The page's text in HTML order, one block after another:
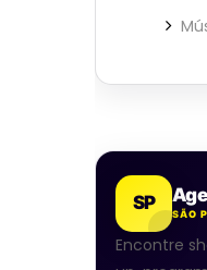
SP
SÃO
Encontre